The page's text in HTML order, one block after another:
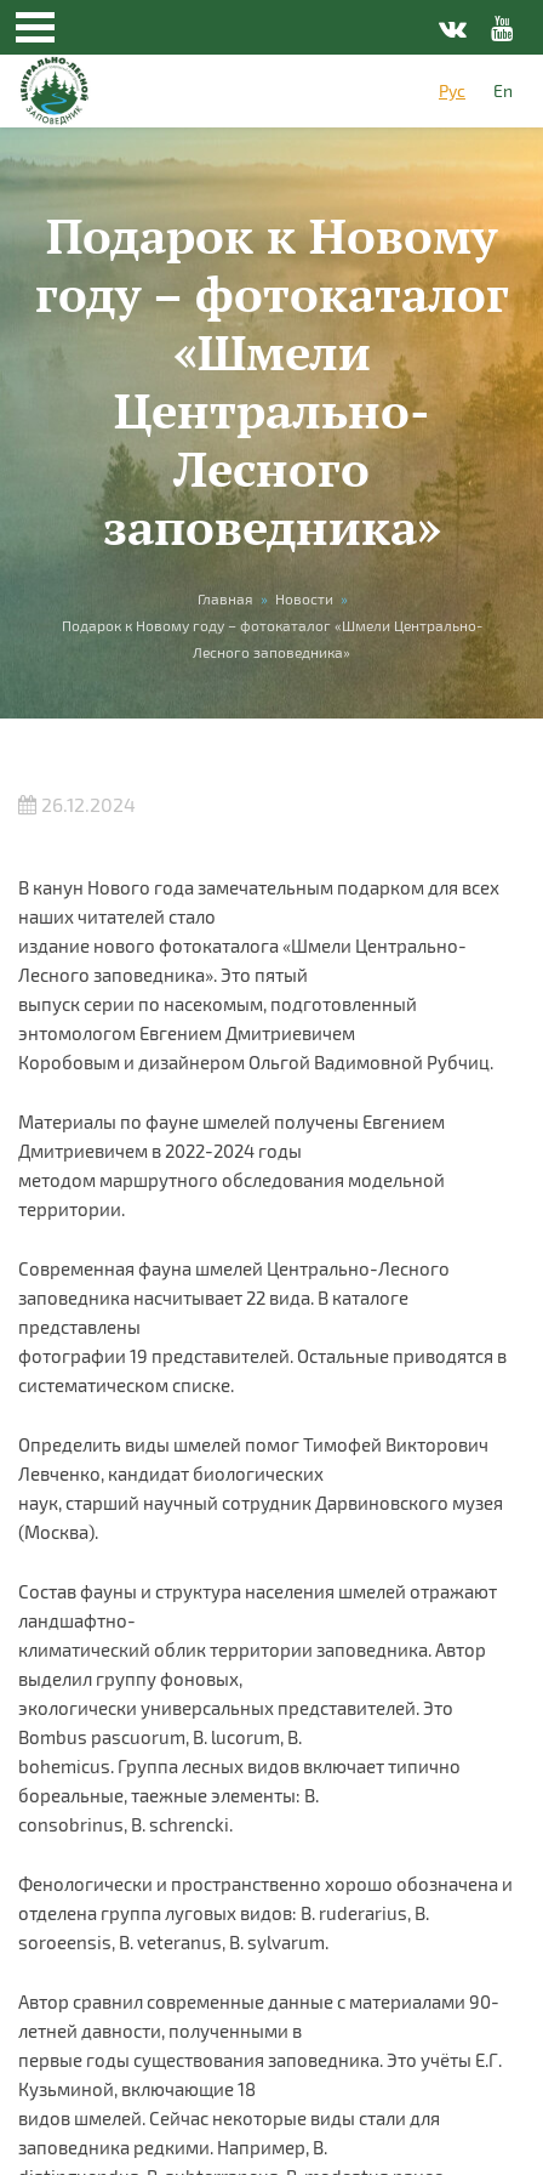
Перейти к основному содержанию
Рус
En
Подарок к Новому
году – фотокаталог
«Шмели
Центрально-
Лесного
заповедника»
Вы здесь Главная » Новости »
Подарок к Новому году – фотокаталог «Шмели Центрально-
Лесного заповедника»
26.12.2024
В канун Нового года замечательным подарком для всех
наших читателей стало
издание нового фотокаталога «Шмели Центрально-
Лесного заповедника». Это пятый
выпуск серии по насекомым, подготовленный
энтомологом Евгением Дмитриевичем
Коробовым и дизайнером Ольгой Вадимовной Рубчиц.
Материалы по фауне шмелей получены Евгением
Дмитриевичем в 2022-2024 годы
методом маршрутного обследования модельной
территории.
Современная фауна шмелей Центрально-Лесного
заповедника насчитывает 22 вида. В каталоге
представлены
фотографии 19 представителей. Остальные приводятся в
систематическом списке.
Определить виды шмелей помог Тимофей Викторович
Левченко, кандидат биологических
наук, старший научный сотрудник Дарвиновского музея
(Москва).
Состав фауны и структура населения шмелей отражают
ландшафтно-
климатический облик территории заповедника. Автор
выделил группу фоновых,
экологически универсальных представителей. Это
Bombus pascuorum, B. lucorum, B.
bohemicus. Группа лесных видов включает типично
бореальные, таежные элементы: B.
consobrinus, B. schrencki.
Фенологически и пространственно хорошо обозначена и
отделена группа луговых видов: B. ruderarius, B.
soroeensis, B. veteranus, B. sylvarum.
Автор сравнил современные данные с материалами 90-
летней давности, полученными в
первые годы существования заповедника. Это учёты Е.Г.
Кузьминой, включающие 18
видов шмелей. Сейчас некоторые виды стали для
заповедника редкими. Например, B.